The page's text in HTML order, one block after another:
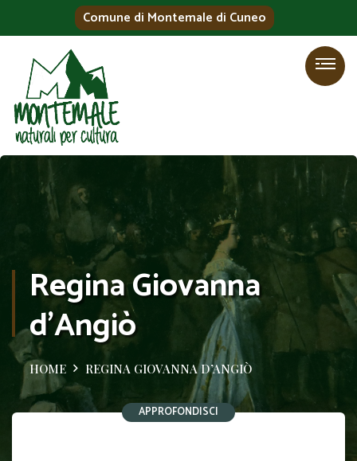
Comune di Montemale di Cuneo
Regina Giovanna
d’Angiò
HOME REGINA GIOVANNA D’ANGIÒ
APPROFONDISCI